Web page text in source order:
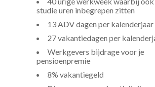
studie uren inbegrepen zitten
13 ADV dagen per kalenderjaar
27 vakantiedagen per
Werkgevers bijdrage voor je
pensioenpremie
8% vakantiegeld